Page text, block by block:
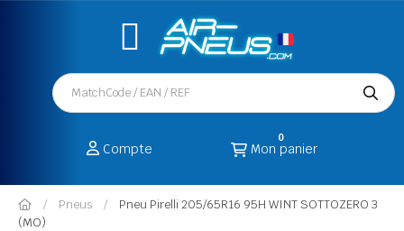
Compte Mon panier
0
Pneus
Pneu Pirelli 205/65R16 95H WINT SOTTOZERO 3
(MO)